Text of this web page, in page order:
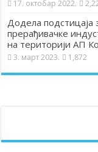
17. октобар 2022.
Додела подстицаја
прерађивачке
на територији АП
3. март 2023. 1,872